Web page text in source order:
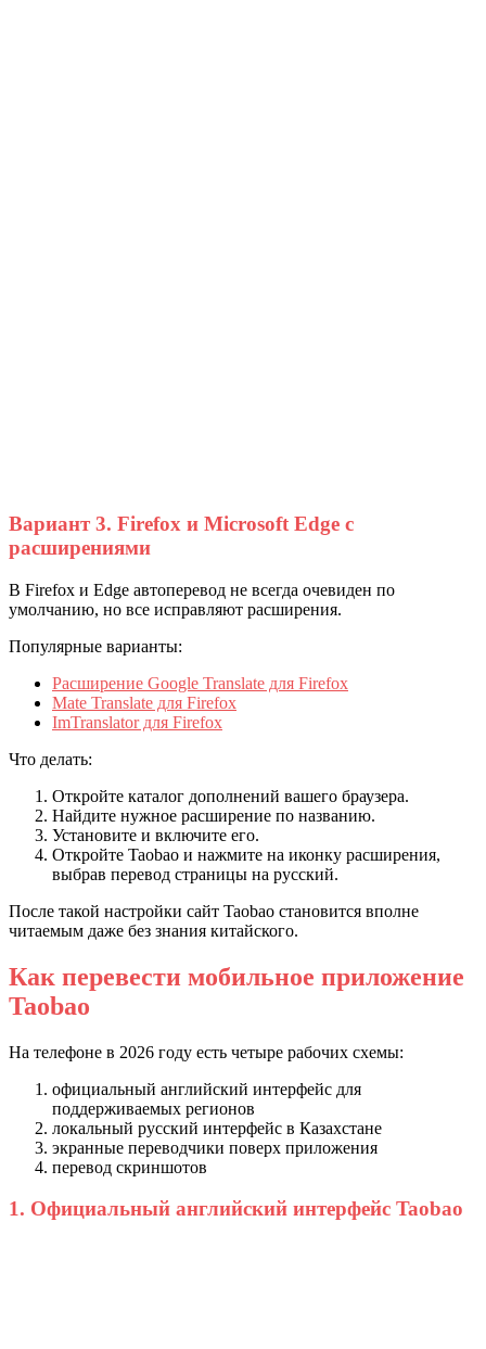
Вариант 3. Firefox и Microsoft Edge с
расширениями
В Firefox и Edge автоперевод не всегда очевиден по
умолчанию, но все исправляют расширения.
Популярные варианты:
Расширение Google Translate для Firefox
Mate Translate для Firefox
ImTranslator для Firefox
Что делать:
Откройте каталог дополнений вашего браузера.
Найдите нужное расширение по названию.
Установите и включите его.
Откройте Taobao и нажмите на иконку расширения,
выбрав перевод страницы на русский.
После такой настройки сайт Taobao становится вполне
читаемым даже без знания китайского.
Как перевести мобильное приложение
Taobao
На телефоне в 2026 году есть четыре рабочих схемы:
официальный английский интерфейс для
поддерживаемых регионов
локальный русский интерфейс в Казахстане
экранные переводчики поверх приложения
перевод скриншотов
1. Официальный английский интерфейс Taobao